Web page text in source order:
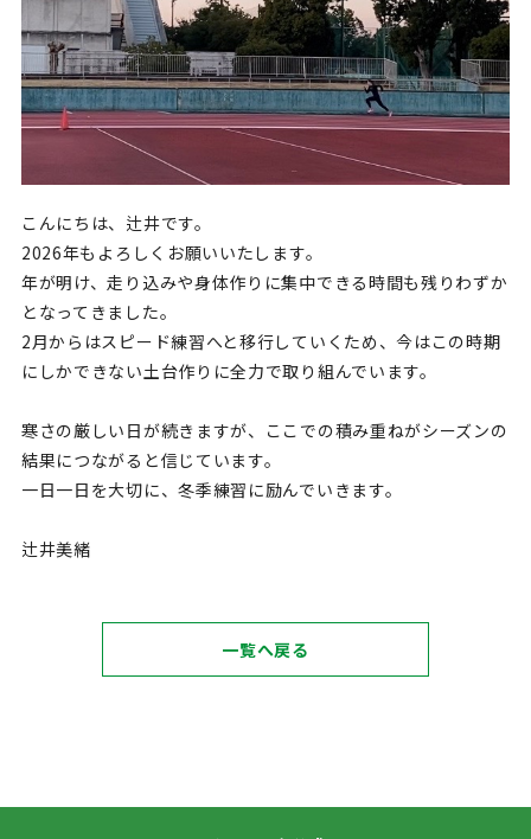
こんにちは、辻井です。
2026年もよろしくお願いいたします。
年が明け、走り込みや身体作りに集中できる時間も残りわずか
となってきました。
2月からはスピード練習へと移行していくため、今はこの時期
にしかできない土台作りに全力で取り組んでいます。
寒さの厳しい日が続きますが、ここでの積み重ねがシーズンの
結果につながると信じています。
一日一日を大切に、冬季練習に励んでいきます。
辻井美緒
一覧へ戻る